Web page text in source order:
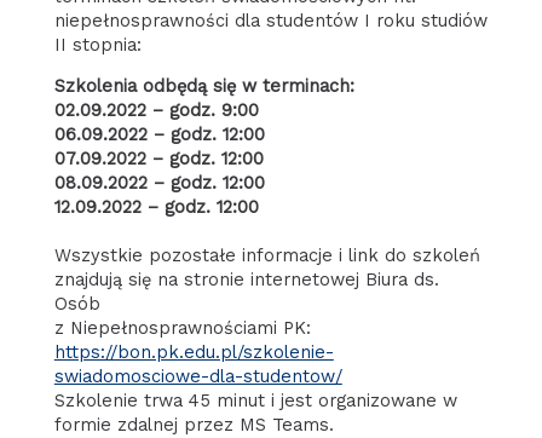
niepełnosprawności dla studentów I roku studiów
II stopnia:
Szkolenia odbędą się w terminach:
02.09.2022 – godz. 9:00
06.09.2022 – godz. 12:00
07.09.2022 – godz. 12:00
08.09.2022 – godz. 12:00
12.09.2022 – godz. 12:00
Wszystkie pozostałe informacje i link do szkoleń
znajdują się na stronie internetowej Biura ds.
Osób
z Niepełnosprawnościami PK:
https://bon.pk.edu.pl/szkolenie-
swiadomosciowe-dla-studentow/
Szkolenie trwa 45 minut i jest organizowane w
formie zdalnej przez MS Teams.